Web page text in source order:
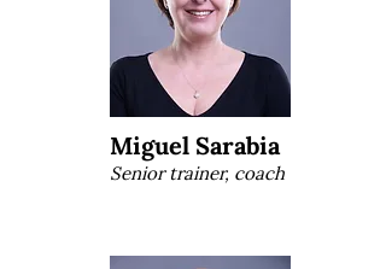
Miguel Sarabia
Senior trainer, coach